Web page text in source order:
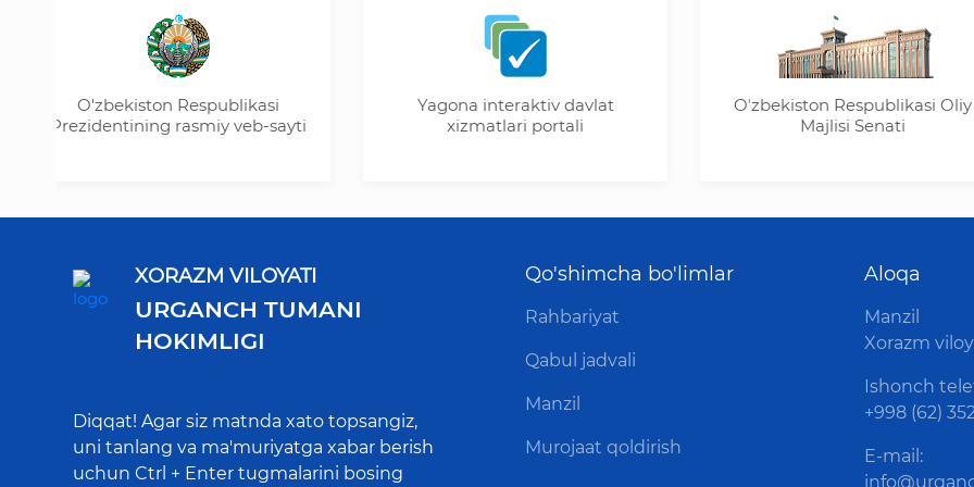
O'zbekiston Respublikasi
rasmiy veb-sayti
Yagona interaktiv davlat
xizmatlari portali
Oʼzbekiston Respublikasi Oliy
Majlisi Senati
XORAZM VILOYATI
URGANCH TUMANI
HOKIMLIGI
Diqqat! Agar siz matnda xato topsangiz,
uni tanlang va ma'muriyatga xabar berish
uchun Ctrl + Enter tugmalarini bosing
Qo'shimcha bo'limlar
Rahbariyat
Qabul jadvali
Manzil
Murojaat qoldirish
Aloqa
Manzil
Xorazm
Ishonch
+998 (62)
E-mail: